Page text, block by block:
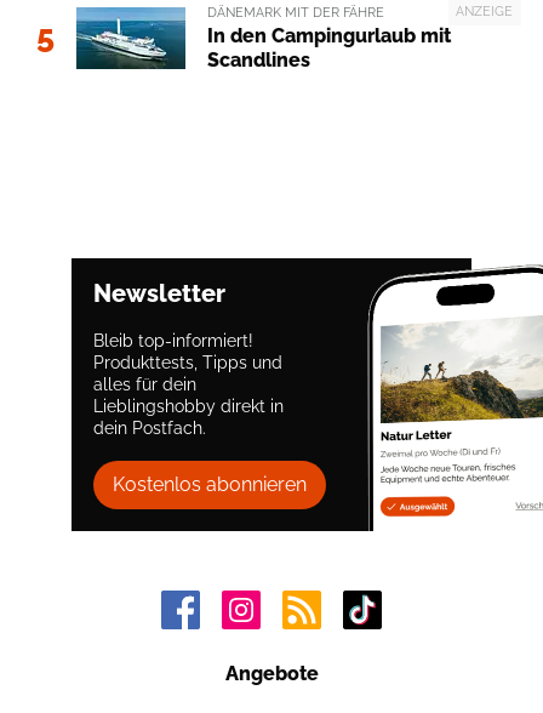
5
ANZEIGE
DÄNEMARK MIT DER FÄHRE
In den Campingurlaub mit
Scandlines
Newsletter
Bleib top-informiert!
Produkttests, Tipps und
alles für dein
Lieblingshobby direkt in
dein Postfach.
Kostenlos abonnieren
Angebote